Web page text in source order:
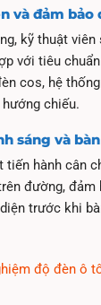
và đảm
kỹ thuật
với tiêu
cos, hệ
chiếu.
sáng và
tiến hành cân
đường, đảm
trước khi
độ đèn ô